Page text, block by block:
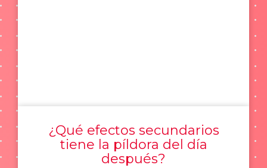
¿Qué efectos secundarios
tiene la píldora del día
después?